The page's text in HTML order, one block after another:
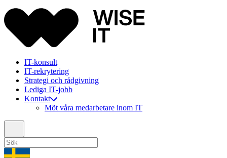
IT-konsult
IT-rekrytering
Strategi och rådgivning
Lediga IT-jobb
Kontakt
Möt våra medarbetare inom IT